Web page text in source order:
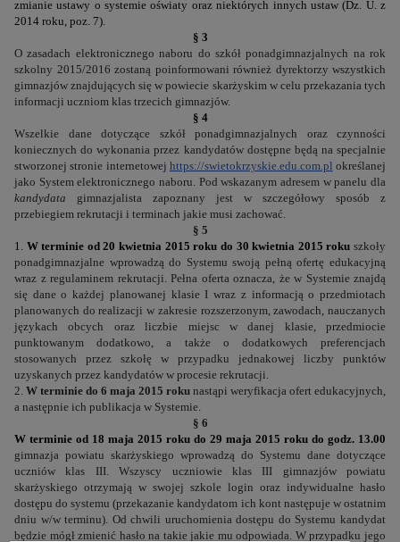
zmianie ustawy o systemie oświaty oraz niektórych innych ustaw (Dz. U. z
2014 roku, poz. 7).
§ 3
O zasadach elektronicznego naboru do szkół ponadgimnazjalnych na rok
szkolny 2015/2016 zostaną poinformowani również dyrektorzy wszystkich
gimnazjów znajdujących się w powiecie skarżyskim w celu przekazania tych
informacji uczniom klas trzecich gimnazjów.
§ 4
Wszelkie dane dotyczące szkół ponadgimnazjalnych oraz czynności
koniecznych do wykonania przez kandydatów dostępne będą na specjalnie
stworzonej stronie internetowej https://swietokrzyskie.edu.com.pl określanej
jako System elektronicznego naboru. Pod wskazanym adresem w panelu dla
kandydata gimnazjalista zapoznany jest w szczegółowy sposób z
przebiegiem rekrutacji i terminach jakie musi zachować.
§ 5
1. W terminie od 20 kwietnia 2015 roku do 30 kwietnia 2015 roku szkoły
ponadgimnazjalne wprowadzą do Systemu swoją pełną ofertę edukacyjną
wraz z regulaminem rekrutacji. Pełna oferta oznacza, że w Systemie znajdą
się dane o każdej planowanej klasie I wraz z informacją o przedmiotach
planowanych do realizacji w zakresie rozszerzonym, zawodach, nauczanych
językach obcych oraz liczbie miejsc w danej klasie, przedmiocie
punktowanym dodatkowo, a także o dodatkowych preferencjach
stosowanych przez szkołę w przypadku jednakowej liczby punktów
uzyskanych przez kandydatów w procesie rekrutacji.
2. W terminie do 6 maja 2015 roku nastąpi weryfikacja ofert edukacyjnych,
a następnie ich publikacja w Systemie.
§ 6
W terminie od 18 maja 2015 roku do 29 maja 2015 roku do godz. 13.00
gimnazja powiatu skarżyskiego wprowadzą do Systemu dane dotyczące
uczniów klas III. Wszyscy uczniowie klas III gimnazjów powiatu
skarżyskiego otrzymają w swojej szkole login oraz indywidualne hasło
dostępu do systemu (przekazanie kandydatom ich kont następuje w ostatnim
dniu w/w terminu). Od chwili uruchomienia dostępu do Systemu kandydat
będzie mógł zmienić hasło na takie jakie mu odpowiada. W przypadku jego